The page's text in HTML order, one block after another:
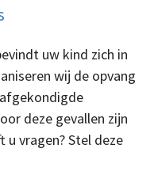
uw kind zich in
wij de opvang
deze gevallen zijn
vragen? Stel deze